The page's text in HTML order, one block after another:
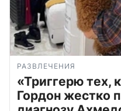
РАЗВЛЕЧЕНИЯ
«Триггерю тех,
Гордон жестко